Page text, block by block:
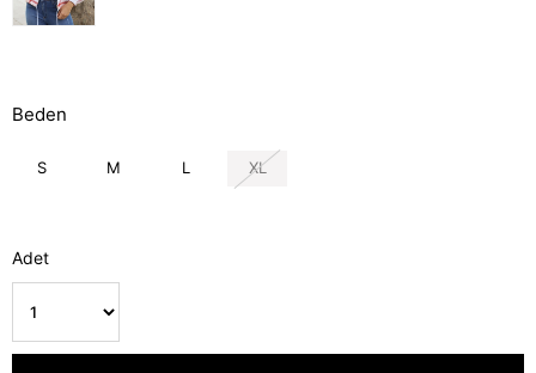
Beden
S M L XL
Adet